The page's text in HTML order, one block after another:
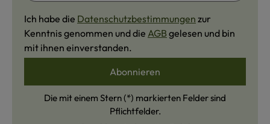
Ich habe die Datenschutzbestimmungen zur
Kenntnis genommen und die AGB gelesen und bin
mit ihnen einverstanden.
Abonnieren
Die mit einem Stern (*) markierten Felder sind
Pflichtfelder.